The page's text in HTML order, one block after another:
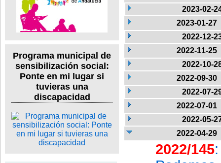
Programa municipal de
sensibilización social:
Ponte en mi lugar si
tuvieras una
discapacidad
2023-02-
2023-01-27
2022-12-
2022-11-25
2022-10-
2022-09-30
2022-07-
2022-07-01
2022-05-
2022-04-29
2022/145